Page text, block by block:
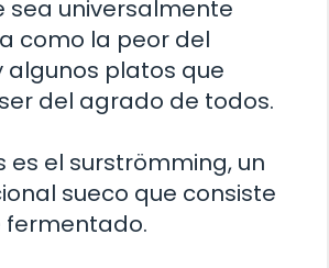
sea universalmente
como la peor del
algunos platos que
del agrado de todos.
es el surströmming, un
sueco que consiste
fermentado.